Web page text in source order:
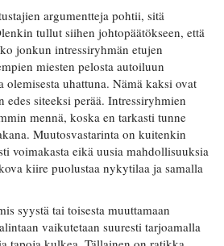
argumentteja pohtii, sitä
tullut siihen johtopäätökseen, että
jonkun intressiryhmän etujen
miesten pelosta autoiluun
olemisesta uhattuna. Nämä kaksi ovat
edes siteeksi perää. Intressiryhmien
mennä, koska en tarkasti tunne
Muutosvastarinta on kuitenkin
voimakasta eikä uusia mahdollisuuksia
kiire puolustaa nykytilaa ja samalla
syystä tai toisesta muuttamaan
vaikutetaan suuresti tarjoamalla